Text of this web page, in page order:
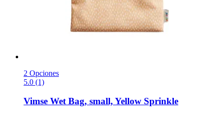
2 Opciones
5.0 (1)
Vimse Wet Bag, small, Yellow Sprinkle